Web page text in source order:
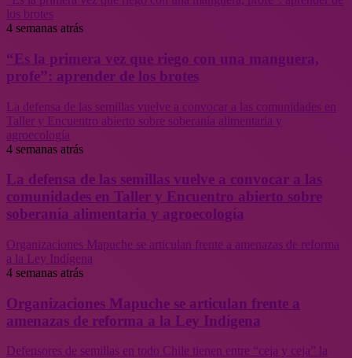
los brotes
4 semanas atrás
“Es la primera vez que riego con una manguera,
profe”: aprender de los brotes
La defensa de las semillas vuelve a convocar a las comunidades en
Taller y Encuentro abierto sobre soberanía alimentaria y
agroecología
4 semanas atrás
La defensa de las semillas vuelve a convocar a las
comunidades en Taller y Encuentro abierto sobre
soberanía alimentaria y agroecología
Organizaciones Mapuche se articulan frente a amenazas de reforma
a la Ley Indígena
4 semanas atrás
Organizaciones Mapuche se articulan frente a
amenazas de reforma a la Ley Indígena
Defensores de semillas en todo Chile tienen entre “ceja y ceja” la